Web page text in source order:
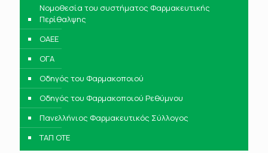
Νομοθεσία του συστήματος Φαρμακευτικής
Περίθαλψης
ΟΑΕΕ
ΟΓΑ
Οδηγός του Φαρμακοποιού
Οδηγός του Φαρμακοποιού Ρεθύμνου
Πανελλήνιος Φαρμακευτικός Σύλλογος
ΤΑΠ ΟΤΕ